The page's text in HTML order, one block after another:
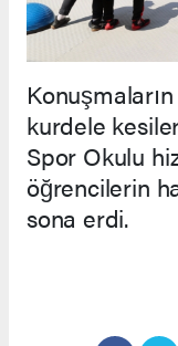
kurdele
Spor Okulu
öğrencilerin
sona erdi.